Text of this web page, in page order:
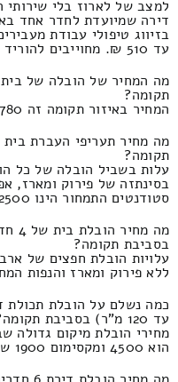
למצב של לארוז בלי
דירה שמיועדת לחדר אחד
עד 510 ₪. מחוייבים להוריד את המחיר של כל הצעה
מה המחיר של הובלה של
תקומה?
המחיר באיזור תקומה זה 1780 וזה מגיע עד 2020 שקל.
מה מחיר תעריפי העברת
תקומה?
בסינתזה של פירוק ומארז,
סטודנטים התמחור הינו 2500 ומקסימום 1530 שקלים.
בסביבת תקומה?
עלויות הובלת חפצים של
ללא פירוק ומארז והנפות המחירון זה 3500 ועד
עד 120 מ"ר) בסביבת תקומה?
מחירי הובלת מיקום גדולה
הוא 4500 ומקסימום 1900 שקל חדש.